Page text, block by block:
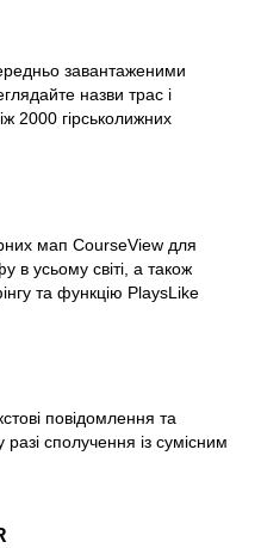
завантаженими
назви трас і
2000 гірськолижних
мап CourseView для
в усьому світі, а також
та функцію PlaysLike
повідомлення та
сполучення із сумісним